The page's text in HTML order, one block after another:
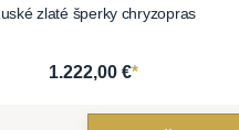
zlaté šperky chryzopras
1.222,00 €*